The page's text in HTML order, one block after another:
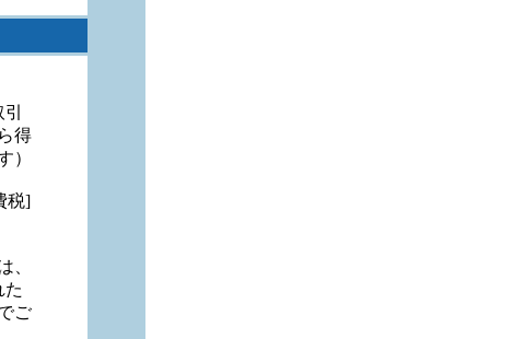
得
）
税]
、
た
ご